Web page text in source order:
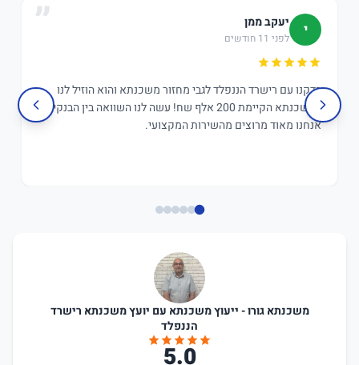
י יעקב ממן
לפני 11 חודשים
בדקנו עם רישרד הננפלד לגבי מחזור משכנתא והוא הוזיל לנו
במשכנתא הקיימת 200 אלף שח! עשה לנו השוואה בין הבנקים,
אנחנו מאוד מרוצים מהשירות המקצועי.
משכנתא גורו - ייעוץ משכנתא עם יועץ משכנתא רישרד
הננפלד
5.0